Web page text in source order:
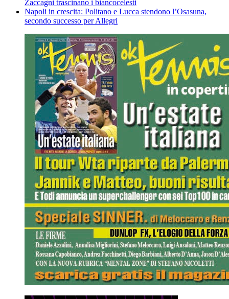
Zaccagni trascinano i biancocelesti
Napoli in crescita: Politano e Lucca stendono l’Osasuna,
secondo successo per Allegri